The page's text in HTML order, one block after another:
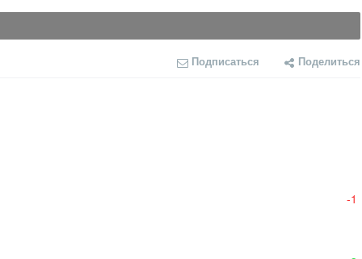
Подписаться Поделиться
-1